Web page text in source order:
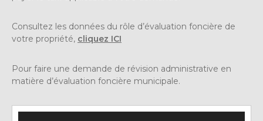
Consultez les données du rôle d’évaluation foncière de
votre propriété, cliquez ICI
Pour faire une demande de révision administrative en
matière d’évaluation foncière municipale.